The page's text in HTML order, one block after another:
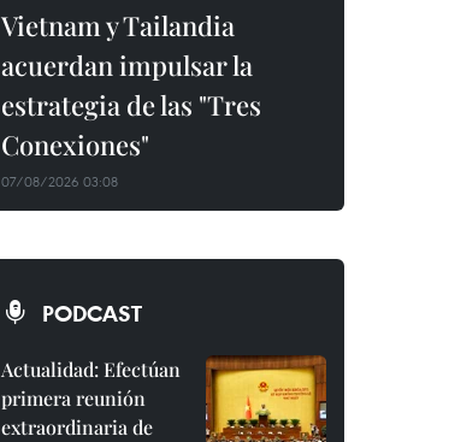
Vietnam y Tailandia
acuerdan impulsar la
estrategia de las "Tres
Conexiones"
07/08/2026 03:08
PODCAST
Actualidad: Efectúan
primera reunión
extraordinaria de